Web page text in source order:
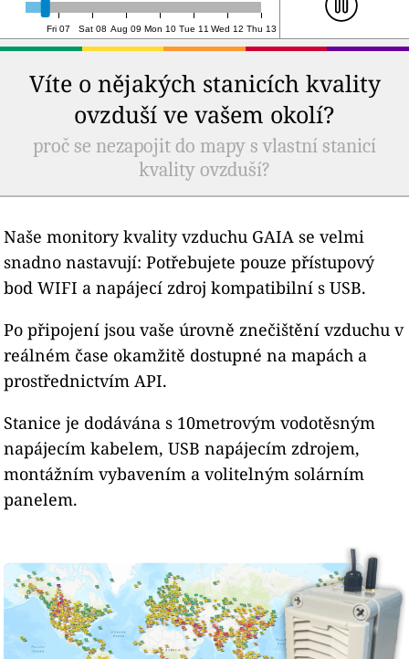
Fri 07 Sat 08 Aug 09 Mon 10 Tue 11 Wed 12 Thu 13
Víte o nějakých stanicích kvality
ovzduší ve vašem okolí?
proč se nezapojit do mapy s vlastní stanicí
kvality ovzduší?
Naše monitory kvality vzduchu GAIA se velmi
snadno nastavují: Potřebujete pouze přístupový
bod WIFI a napájecí zdroj kompatibilní s USB.
Po připojení jsou vaše úrovně znečištění vzduchu v
reálném čase okamžitě dostupné na mapách a
prostřednictvím API.
Stanice je dodávána s 10metrovým vodotěsným
napájecím kabelem, USB napájecím zdrojem,
montážním vybavením a volitelným solárním
panelem.